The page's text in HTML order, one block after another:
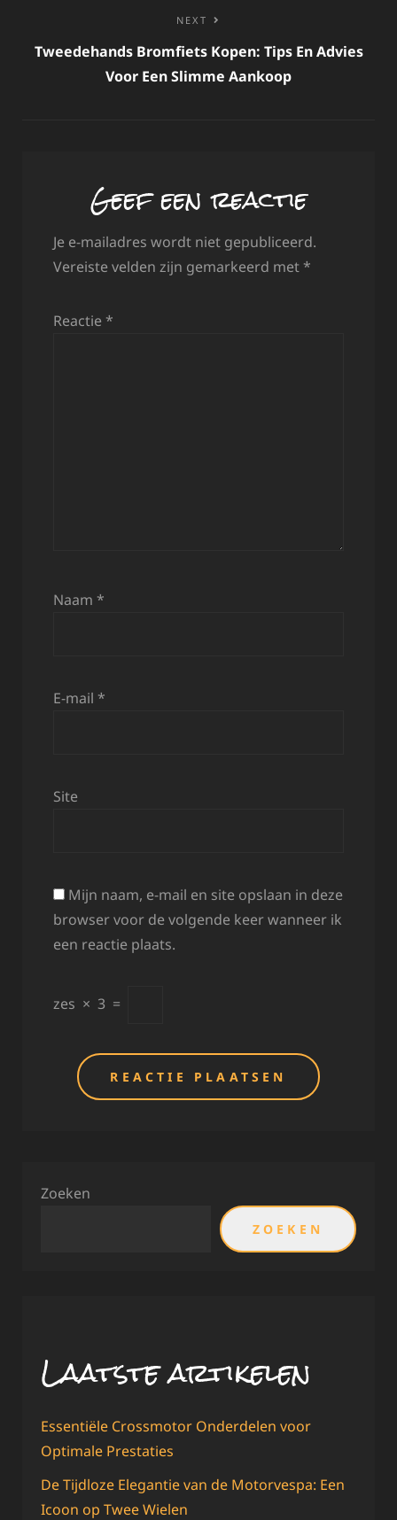
NEXT
Tweedehands Bromfiets Kopen: Tips En Advies
Voor Een Slimme Aankoop
Geef een reactie
Je e-mailadres wordt niet gepubliceerd.
Vereiste velden zijn gemarkeerd met *
Reactie *
Naam *
E-mail *
Site
Mijn naam, e-mail en site opslaan in deze
browser voor de volgende keer wanneer ik
een reactie plaats.
zes × 3 =
Zoeken
ZOEKEN
Laatste artikelen
Essentiële Crossmotor Onderdelen voor
Optimale Prestaties
De Tijdloze Elegantie van de Motorvespa: Een
Icoon op Twee Wielen